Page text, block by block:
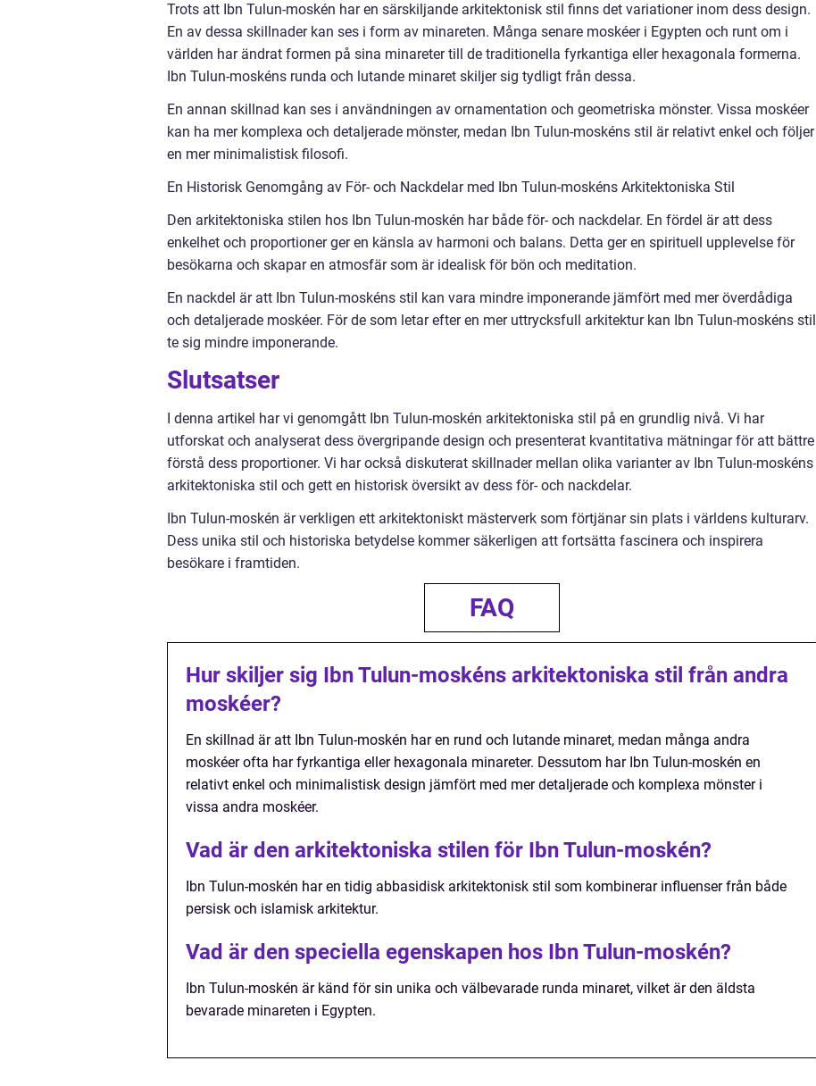
Trots att Ibn Tulun-moskén har en särskiljande arkitektonisk stil finns det variationer inom dess design.
En av dessa skillnader kan ses i form av minareten. Många senare moskéer i Egypten och runt om i
världen har ändrat formen på sina minareter till de traditionella fyrkantiga eller hexagonala formerna.
Ibn Tulun-moskéns runda och lutande minaret skiljer sig tydligt från dessa.
En annan skillnad kan ses i användningen av ornamentation och geometriska mönster. Vissa moskéer
kan ha mer komplexa och detaljerade mönster, medan Ibn Tulun-moskéns stil är relativt enkel och följer
en mer minimalistisk filosofi.
En Historisk Genomgång av För- och Nackdelar med Ibn Tulun-moskéns Arkitektoniska Stil
Den arkitektoniska stilen hos Ibn Tulun-moskén har både för- och nackdelar. En fördel är att dess
enkelhet och proportioner ger en känsla av harmoni och balans. Detta ger en spirituell upplevelse för
besökarna och skapar en atmosfär som är idealisk för bön och meditation.
En nackdel är att Ibn Tulun-moskéns stil kan vara mindre imponerande jämfört med mer överdådiga
och detaljerade moskéer. För de som letar efter en mer uttrycksfull arkitektur kan Ibn Tulun-moskéns stil
te sig mindre imponerande.
Slutsatser
I denna artikel har vi genomgått Ibn Tulun-moskén arkitektoniska stil på en grundlig nivå. Vi har
utforskat och analyserat dess övergripande design och presenterat kvantitativa mätningar för att bättre
förstå dess proportioner. Vi har också diskuterat skillnader mellan olika varianter av Ibn Tulun-moskéns
arkitektoniska stil och gett en historisk översikt av dess för- och nackdelar.
Ibn Tulun-moskén är verkligen ett arkitektoniskt mästerverk som förtjänar sin plats i världens kulturarv.
Dess unika stil och historiska betydelse kommer säkerligen att fortsätta fascinera och inspirera
besökare i framtiden.
FAQ
Hur skiljer sig Ibn Tulun-moskéns arkitektoniska stil från andra
moskéer?
En skillnad är att Ibn Tulun-moskén har en rund och lutande minaret, medan många andra
moskéer ofta har fyrkantiga eller hexagonala minareter. Dessutom har Ibn Tulun-moskén en
relativt enkel och minimalistisk design jämfört med mer detaljerade och komplexa mönster i
vissa andra moskéer.
Vad är den arkitektoniska stilen för Ibn Tulun-moskén?
Ibn Tulun-moskén har en tidig abbasidisk arkitektonisk stil som kombinerar influenser från både
persisk och islamisk arkitektur.
Vad är den speciella egenskapen hos Ibn Tulun-moskén?
Ibn Tulun-moskén är känd för sin unika och välbevarade runda minaret, vilket är den äldsta
bevarade minareten i Egypten.